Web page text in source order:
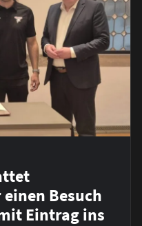
Besuch
Eintrag ins